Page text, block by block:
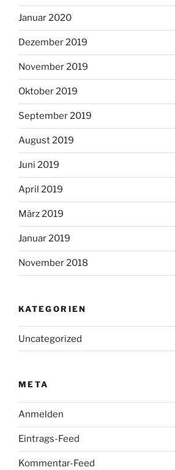
Januar 2020
Dezember 2019
November 2019
Oktober 2019
September 2019
August 2019
Juni 2019
April 2019
März 2019
Januar 2019
November 2018
KATEGORIEN
Uncategorized
META
Anmelden
Eintrags-Feed
Kommentar-Feed